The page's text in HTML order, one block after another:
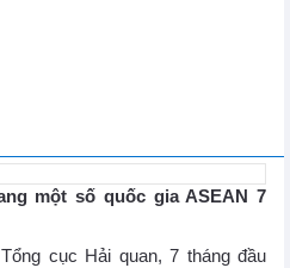
một số quốc gia ASEAN 7
cục Hải quan, 7 tháng đầu